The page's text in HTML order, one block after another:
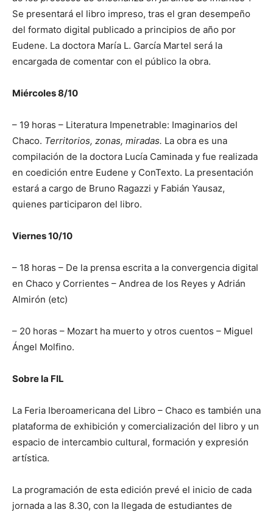
Se presentará el libro impreso, tras el gran desempeño
del formato digital publicado a principios de año por
Eudene. La doctora María L. García Martel será la
encargada de comentar con el público la obra.
Miércoles 8/10
– 19 horas – Literatura Impenetrable: Imaginarios del
Chaco. Territorios, zonas, miradas. La obra es una
compilación de la doctora Lucía Caminada y fue realizada
en coedición entre Eudene y ConTexto. La presentación
estará a cargo de Bruno Ragazzi y Fabián Yausaz,
quienes participaron del libro.
Viernes 10/10
– 18 horas – De la prensa escrita a la convergencia digital
en Chaco y Corrientes – Andrea de los Reyes y Adrián
Almirón (etc)
– 20 horas – Mozart ha muerto y otros cuentos – Miguel
Ángel Molfino.
Sobre la FIL
La Feria Iberoamericana del Libro – Chaco es también una
plataforma de exhibición y comercialización del libro y un
espacio de intercambio cultural, formación y expresión
artística.
La programación de esta edición prevé el inicio de cada
jornada a las 8.30, con la llegada de estudiantes de